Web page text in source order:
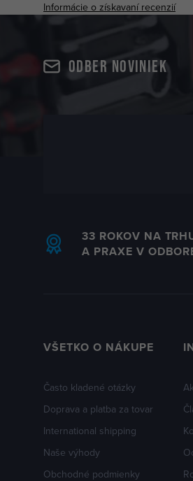
Informácie o získavaní recenzií
Odber noviniek
33 ROKOV NA
A PRAXE V
VŠETKO O NÁKUPE
Často kladené otázky
Doprava a platba za tovar
International shipping
Naše výhody
Obchodné podmienky